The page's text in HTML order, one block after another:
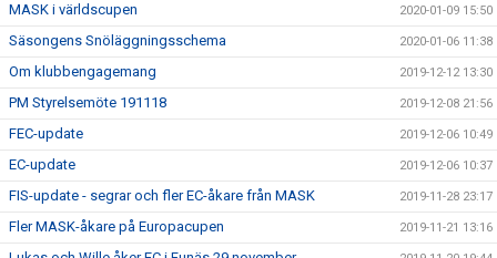
MASK i världscupen 2020-01-09 15:50
Säsongens Snöläggningsschema 2020-01-06 11:38
Om klubbengagemang 2019-12-12 13:30
PM Styrelsemöte 191118 2019-12-08 21:56
FEC-update 2019-12-06 10:49
EC-update 2019-12-06 10:37
FIS-update - segrar och fler EC-åkare från MASK 2019-11-28 23:17
Fler MASK-åkare på Europacupen 2019-11-21 13:16